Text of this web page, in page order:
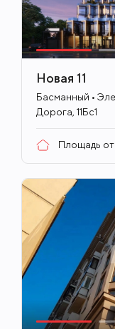
Новая 11
Басманный •
Дорога, 11Бс1
Площадь от